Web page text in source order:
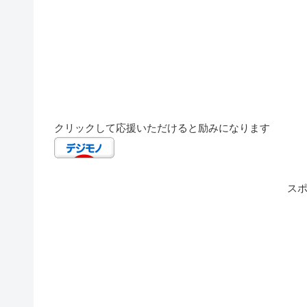
クリックして応援いただけると励みになります
ス